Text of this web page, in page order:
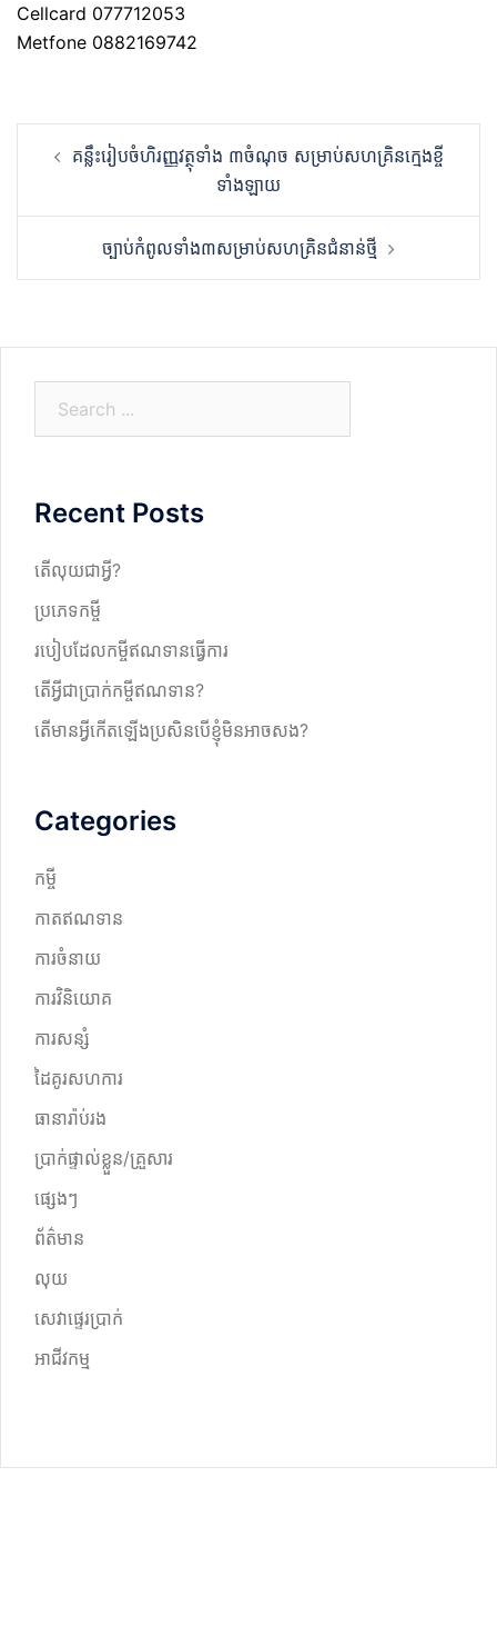
Cellcard 077712053
Metfone 0882169742
navigation
គន្លឹះរៀបចំហិរញ្ញវត្ថុទាំង ៣ចំណុច សម្រាប់សហគ្រិនក្មេងខ្ចី
ទាំងឡាយ
ច្បាប់កំពូលទាំង៣សម្រាប់សហគ្រិនជំនាន់ថ្មី
c
Recent Posts
តើលុយជាអ្វី?
ប្រភេទកម្ចី
របៀបដែលកម្ចីឥណទានធ្វើការ
តើអ្វីជាប្រាក់កម្ចីឥណទាន?
តើមានអ្វីកើតឡើងប្រសិនបើខ្ញុំមិនអាចសង?
Categories
កម្ចី
កាតឥណទាន
ការចំនាយ
ការវិនិយោគ
ការសន្សំ
ដៃគូរសហការ
ធានារ៉ាប់រង
ប្រាក់ផ្ទាល់ខ្លួន/គ្រួសារ
ផ្សេងៗ
ព័ត៌មាន
លុយ
សេវាផ្ទេរប្រាក់
អាជីវកម្ម